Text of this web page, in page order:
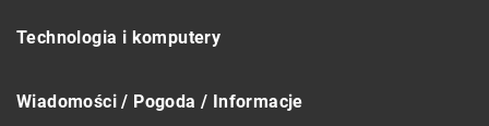
Technologia i komputery
Wiadomości / Pogoda / Informacje